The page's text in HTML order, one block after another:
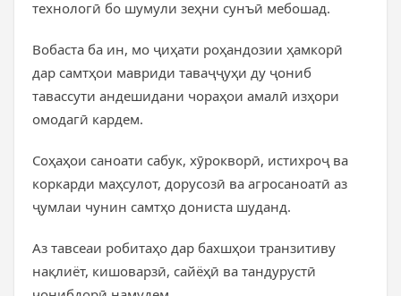
технологӣ бо шумули зеҳни сунъӣ мебошад.
Вобаста ба ин, мо ҷиҳати роҳандозии ҳамкорӣ
дар самтҳои мавриди таваҷҷуҳи ду ҷониб
тавассути андешидани чораҳои амалӣ изҳори
омодагӣ кардем.
Соҳаҳои саноати сабук, хӯрокворӣ, истихроҷ ва
коркарди маҳсулот, дорусозӣ ва агросаноатӣ аз
ҷумлаи чунин самтҳо дониста шуданд.
Аз тавсеаи робитаҳо дар бахшҳои транзитиву
нақлиёт, кишоварзӣ, сайёҳӣ ва тандурустӣ